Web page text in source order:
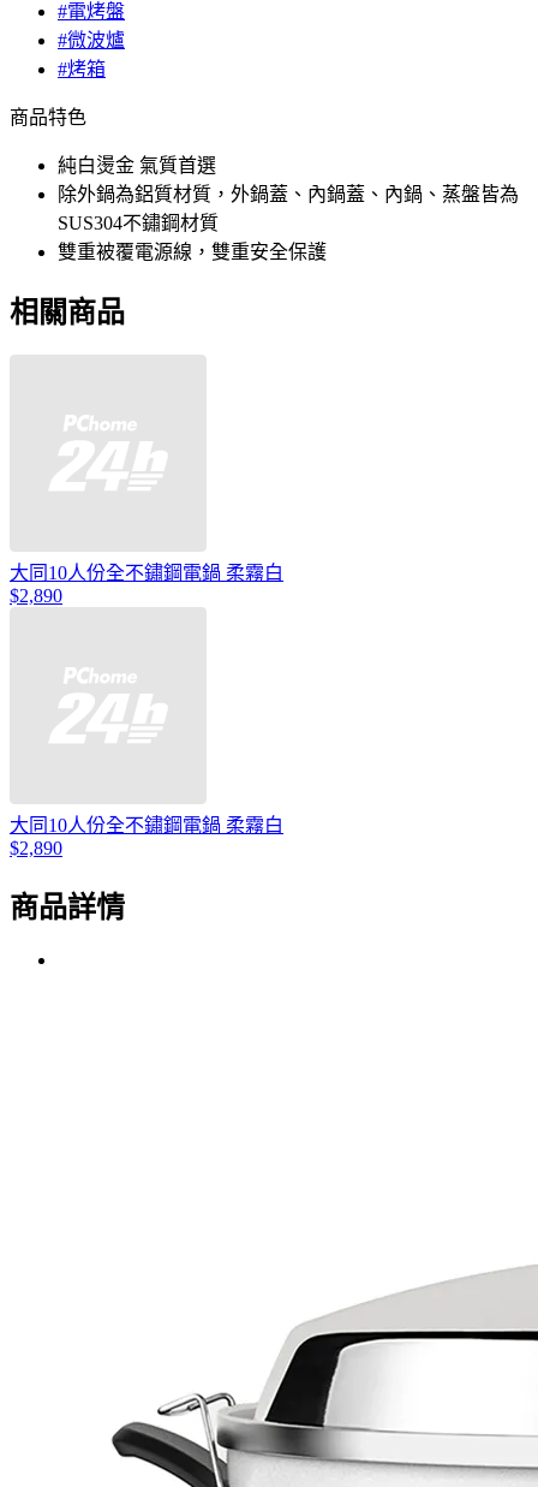
#電烤盤
#微波爐
#烤箱
商品特色
純白燙金 氣質首選
除外鍋為鋁質材質，外鍋蓋、內鍋蓋、內鍋、蒸盤皆為
SUS304不鏽鋼材質
雙重被覆電源線，雙重安全保護
相關商品
大同10人份全不鏽鋼電鍋 柔霧白
$2,890
大同10人份全不鏽鋼電鍋 柔霧白
$2,890
商品詳情